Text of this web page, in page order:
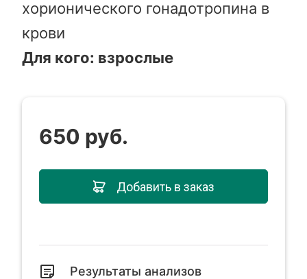
хорионического гонадотропина в
крови
Для кого: взрослые
650 руб.
Добавить в заказ
Результаты анализов